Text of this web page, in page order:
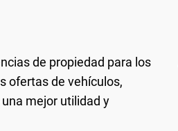
de propiedad para los
ofertas de vehículos,
mejor utilidad y